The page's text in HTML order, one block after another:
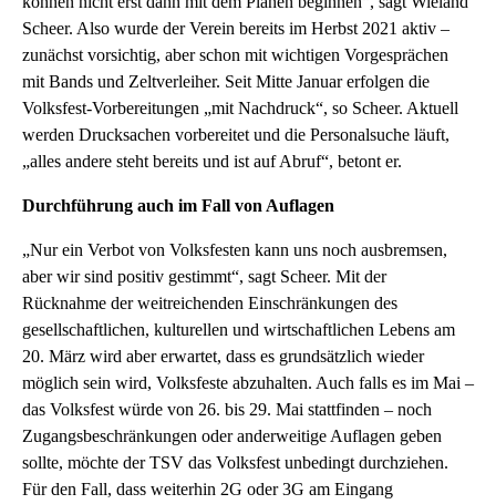
Scheer. Also wurde der Verein bereits im Herbst 2021 aktiv –
zunächst vorsichtig, aber schon mit wichtigen Vorgesprächen
mit Bands und Zeltverleiher. Seit Mitte Januar erfolgen die
Volksfest-Vorbereitungen „mit Nachdruck“, so Scheer. Aktuell
werden Drucksachen vorbereitet und die Personalsuche läuft,
„alles andere steht bereits und ist auf Abruf“, betont er.
Durchführung auch im Fall von Auflagen
„Nur ein Verbot von Volksfesten kann uns noch ausbremsen,
aber wir sind positiv gestimmt“, sagt Scheer. Mit der
Rücknahme der weitreichenden Einschränkungen des
gesellschaftlichen, kulturellen und wirtschaftlichen Lebens am
20. März wird aber erwartet, dass es grundsätzlich wieder
möglich sein wird, Volksfeste abzuhalten. Auch falls es im Mai –
das Volksfest würde von 26. bis 29. Mai stattfinden – noch
Zugangsbeschränkungen oder anderweitige Auflagen geben
sollte, möchte der TSV das Volksfest unbedingt durchziehen.
Für den Fall, dass weiterhin 2G oder 3G am Eingang